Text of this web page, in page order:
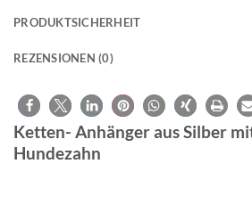
PRODUKTSICHERHEIT
REZENSIONEN (0)
Ketten- Anhänger aus Silber
Hundezahn